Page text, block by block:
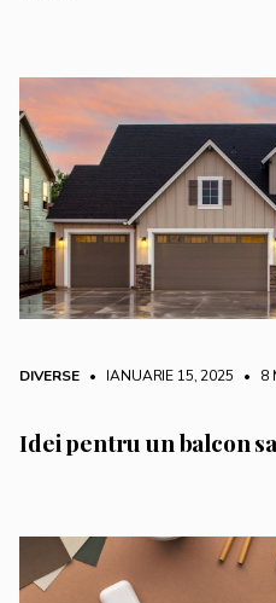
DIVERSE • IANUARIE 15, 2025 • 8
Idei pentru un balcon